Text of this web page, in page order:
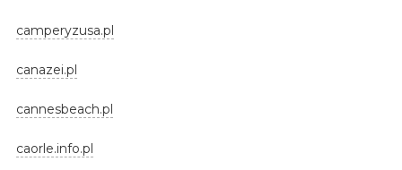
camperyzusa.pl
canazei.pl
cannesbeach.pl
caorle.info.pl